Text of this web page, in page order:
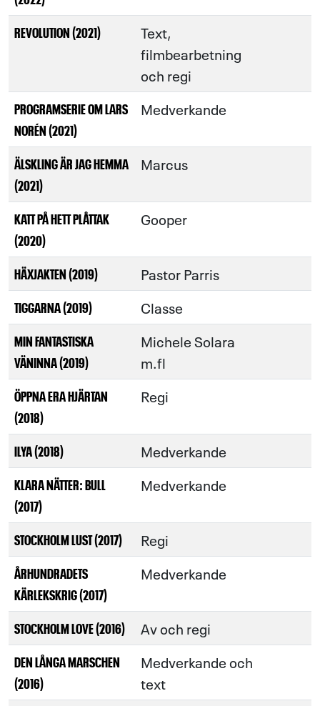
REVOLUTION (2021)
Text,
filmbearbetning
och regi
PROGRAMSERIE OM LARS
NORÉN (2021)
Medverkande
ÄLSKLING ÄR JAG HEMMA
(2021)
Marcus
KATT PÅ HETT PLÅTTAK
(2020)
Gooper
HÄXJAKTEN (2019) Pastor Parris
TIGGARNA (2019) Classe
MIN FANTASTISKA
VÄNINNA (2019)
Michele Solara
m.fl
ÖPPNA ERA HJÄRTAN
(2018)
Regi
ILYA (2018) Medverkande
KLARA NÄTTER: BULL
(2017)
Medverkande
STOCKHOLM LUST (2017) Regi
ÅRHUNDRADETS
KÄRLEKSKRIG (2017)
Medverkande
STOCKHOLM LOVE (2016) Av och regi
DEN LÅNGA MARSCHEN
(2016)
Medverkande och
text